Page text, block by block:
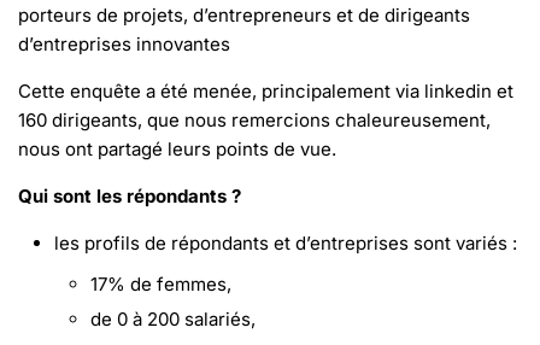
porteurs de projets, d’entrepreneurs et de dirigeants
d’entreprises innovantes
Cette enquête a été menée, principalement via linkedin et
160 dirigeants, que nous remercions chaleureusement,
nous ont partagé leurs points de vue.
Qui sont les répondants ?
les profils de répondants et d’entreprises sont variés :
17% de femmes,
de 0 à 200 salariés,